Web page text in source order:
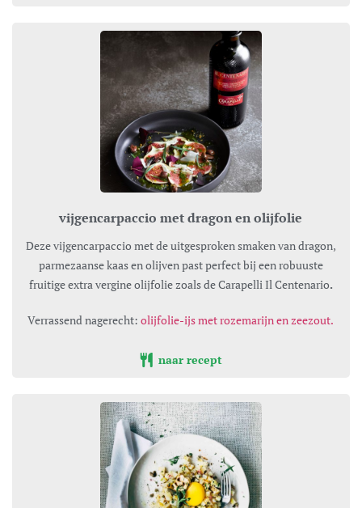
vijgencarpaccio met dragon en olijfolie
Deze vijgencarpaccio met de uitgesproken smaken van dragon,
parmezaanse kaas en olijven past perfect bij een robuuste
fruitige extra vergine olijfolie zoals de Carapelli Il Centenario.
Verrassend nagerecht: olijfolie-ijs met rozemarijn en zeezout.
naar recept